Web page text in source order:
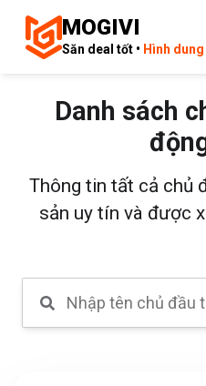
MOGIVI
Săn deal tốt • Hình
Danh sách
Thông tin tất cả chủ
sản uy tín và được